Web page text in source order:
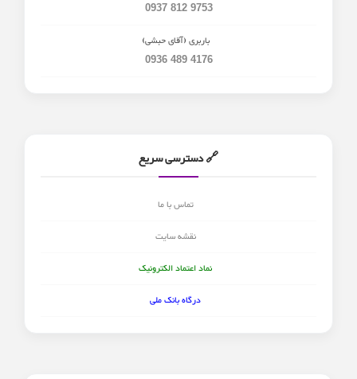
0937 812 9753
باربری (آقای حبشی)
0936 489 4176
🔗 دسترسی سریع
تماس با ما
نقشه سایت
نماد اعتماد الکترونیک
درگاه بانک ملی